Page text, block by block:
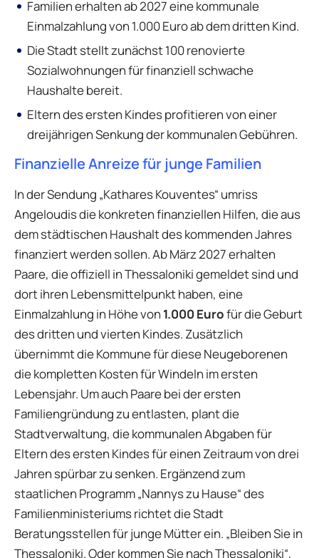
Familien erhalten ab 2027 eine kommunale
Einmalzahlung von 1.000 Euro ab dem dritten Kind.
Die Stadt stellt zunächst 100 renovierte
Sozialwohnungen für finanziell schwache
Haushalte bereit.
Eltern des ersten Kindes profitieren von einer
dreijährigen Senkung der kommunalen Gebühren.
Finanzielle Anreize für junge Familien
In der Sendung „Kathares Kouventes“ umriss
Angeloudis die konkreten finanziellen Hilfen, die aus
dem städtischen Haushalt des kommenden Jahres
finanziert werden sollen. Ab März 2027 erhalten
Paare, die offiziell in Thessaloniki gemeldet sind und
dort ihren Lebensmittelpunkt haben, eine
Einmalzahlung in Höhe von 1.000 Eurofür die Geburt
des dritten und vierten Kindes. Zusätzlich
übernimmt die Kommune für diese Neugeborenen
die kompletten Kosten für Windeln im ersten
Lebensjahr. Um auch Paare bei der ersten
Familiengründung zu entlasten, plant die
Stadtverwaltung, die kommunalen Abgaben für
Eltern des ersten Kindes für einen Zeitraum von drei
Jahren spürbar zu senken. Ergänzend zum
staatlichen Programm „Nannys zu Hause“ des
Familienministeriums richtet die Stadt
Beratungsstellen für junge Mütter ein. „Bleiben Sie in
Thessaloniki. Oder kommen Sie nach Thessaloniki“,